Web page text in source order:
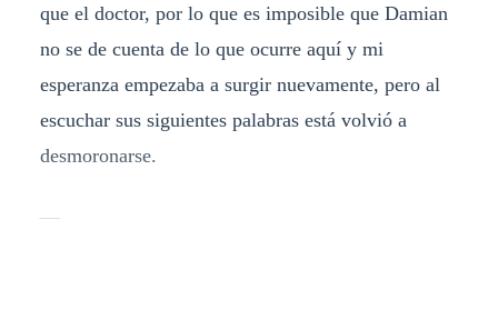
que el doctor, por lo que es imposible que Damian
no se de cuenta de lo que ocurre aquí y mi
esperanza empezaba a surgir nuevamente, pero al
escuchar sus siguientes palabras está volvió a
desmoronarse.
—